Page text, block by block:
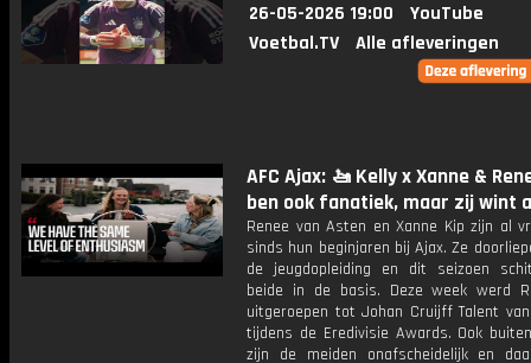
26-05-2026 19:00
YouTube
Voetbal.TV
Alle afleveringen
AFC Ajax: 🚤 Kelly x Xanne &
ben ook fanatiek, maar zij wint
Renee van Asten en Xanne Kip zijn al
sinds hun beginjaren bij Ajax. Ze
de jeugdopleiding en dit seizoen
beide in de basis. Deze week werd
uitgeroepen tot Johan Cruijff Talent
tijdens de Eredivisie Awards. Ook
zijn de meiden onafscheidelijk en